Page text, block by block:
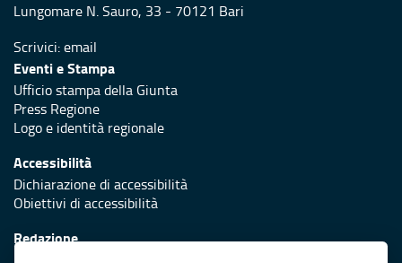
Lungomare N. Sauro, 33 - 70121 Bari
Scrivici:email
Eventi e Stampa
Ufficio stampa della Giunta
Press Regione
Logo e identità regionale
Accessibilità
Dichiarazione di accessibilità
Obiettivi di accessibilità
Redazione